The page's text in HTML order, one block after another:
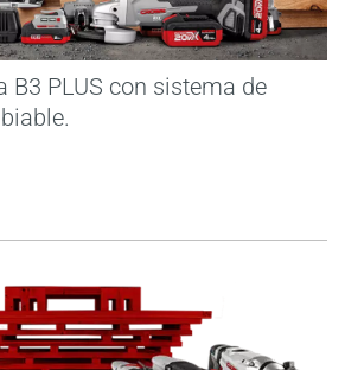
B3 PLUS con sistema de